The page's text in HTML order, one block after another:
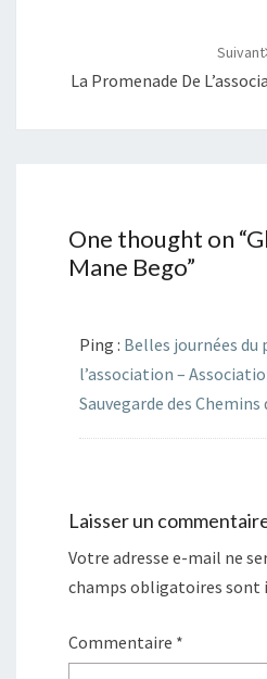
Suivant
La Promenade De
One thought on “
Mane Bego”
Ping : Belles journées
l’association –
Sauvegarde des
Laisser un
Votre adresse e-mail ne
champs obligatoires sont
Commentaire *